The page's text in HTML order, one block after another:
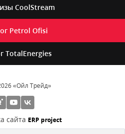
CoolStream
Petrol Ofisi
TotalEnergies
«Ойл Трейд»
сайта ERP project